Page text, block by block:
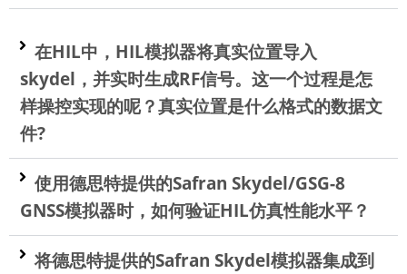
在HIL中，HIL模拟器将真实位置导入
skydel，并实时生成RF信号。这一个过程是怎
样操控实现的呢？真实位置是什么格式的数据文
件?
使用德思特提供的Safran Skydel/GSG-8
GNSS模拟器时，如何验证HIL仿真性能水平？
将德思特提供的Safran Skydel模拟器集成到